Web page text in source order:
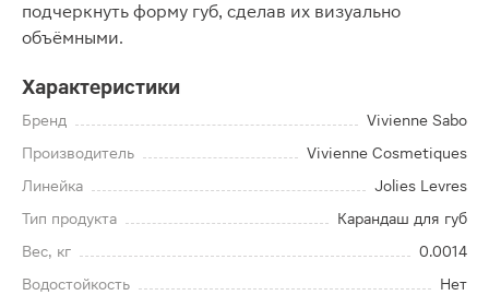
подчеркнуть форму губ, сделав их визуально
объёмными.
Характеристики
Бренд
Vivienne Sabo
Производитель
Vivienne Cosmetiques
Линейка
Jolies Levres
Тип продукта
Карандаш для губ
Вес, кг
0.0014
Водостойкость
Нет